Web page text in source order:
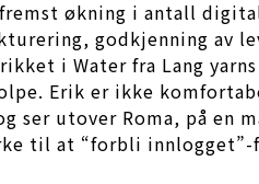
økning i antall
godkjenning av
i Water fra Lang
Erik er ikke
ser utover Roma, på en
til at “forbli